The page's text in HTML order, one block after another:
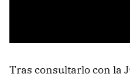
Tras consultarlo con la